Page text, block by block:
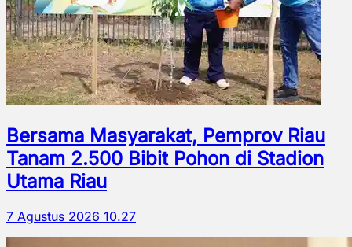
Bersama Masyarakat, Pemprov Riau
Tanam 2.500 Bibit Pohon di Stadion
Utama Riau
7 Agustus 2026 10.27